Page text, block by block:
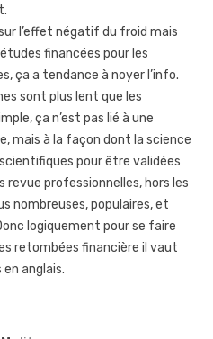
l’effet négatif du froid mais
financées pour les
ça a tendance à noyer l’info.
sont plus lent que les
ça n’est pas lié à une
mais à la façon dont la science
pour être validées
revue professionnelles, hors les
nombreuses, populaires, et
logiquement pour se faire
retombées financière il vaut
anglais.